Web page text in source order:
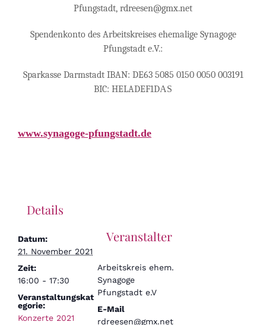
Pfungstadt, rdreesen@gmx.net
Spendenkonto des Arbeitskreises ehemalige Synagoge
Pfungstadt e.V.:
Sparkasse Darmstadt IBAN: DE63 5085 0150 0050 003191
BIC: HELADEF1DAS
www.synagoge-pfungstadt.de
Details
Datum:
21. November 2021
Zeit:
16:00 - 17:30
Veranstaltungskat
egorie:
Konzerte 2021
Veranstalter
Arbeitskreis ehem.
Synagoge
Pfungstadt e.V
E-Mail
rdreesen@gmx.net